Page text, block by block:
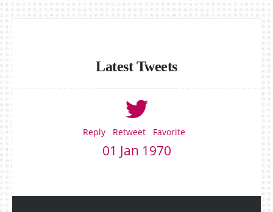
Latest Tweets
Reply Retweet Favorite
01 Jan 1970